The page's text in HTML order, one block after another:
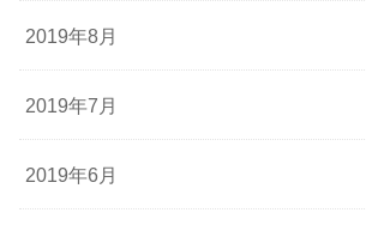
2019年8月
2019年7月
2019年6月